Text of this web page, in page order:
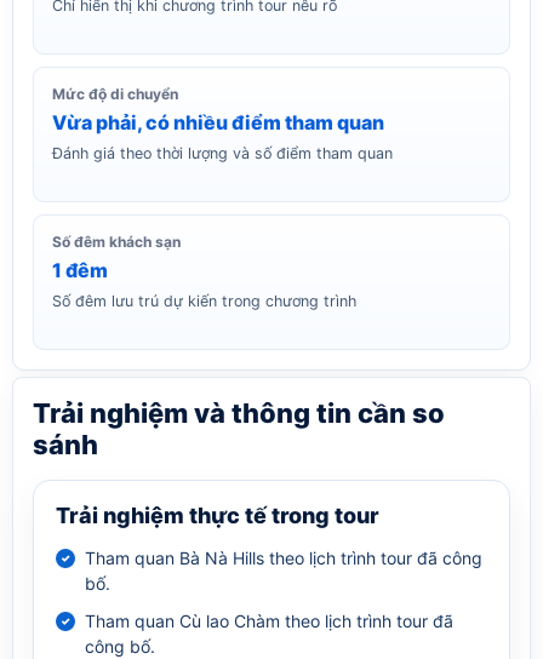
Chỉ hiển thị khi chương trình tour nêu rõ
Mức độ di chuyển
Vừa phải, có nhiều điểm tham quan
Đánh giá theo thời lượng và số điểm tham quan
Số đêm khách sạn
1 đêm
Số đêm lưu trú dự kiến trong chương trình
Trải nghiệm và thông tin cần so
sánh
Trải nghiệm thực tế trong tour
Tham quan Bà Nà Hills theo lịch trình tour đã công
bố.
Tham quan Cù lao Chàm theo lịch trình tour đã
công bố.